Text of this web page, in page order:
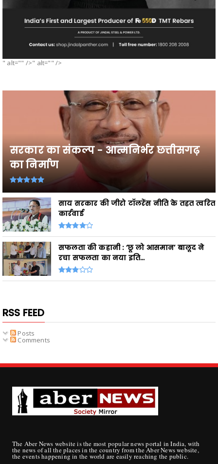
" alt="" />" alt="" />
सरकार का संकल्प - आत्मनिर्भर छत्तीसगढ़
का निर्माण
साय सरकार की जीरो टॉलरेंस नीति के तहत त्वरित
कार्रवाई
सफलता की कहानी : ‘छू लो आसमान’ बालूद ने
रचा सफलता का नया इति...
RSS FEED
Posts
Comments
The Aber News website is the most popular news portal in India, with
the news of all the places in the country from the Aber News website,
the events happening in the world are easily reaching the public.